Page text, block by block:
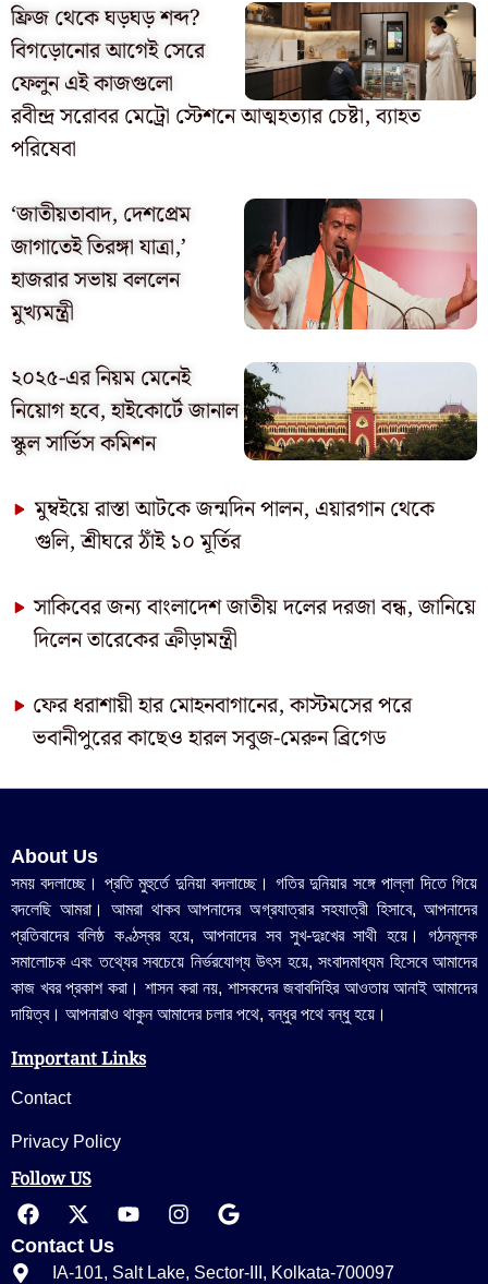
ফ্রিজ থেকে ঘড়ঘড় শব্দ?
বিগড়োনোর আগেই সেরে
ফেলুন এই কাজগুলো
রবীন্দ্র সরোবর মেট্রো স্টেশনে আত্মহত্যার চেষ্টা, ব্যাহত
পরিষেবা
‘জাতীয়তাবাদ, দেশপ্রেম
জাগাতেই তিরঙ্গা যাত্রা,’
হাজরার সভায় বললেন
মুখ্যমন্ত্রী
২০২৫-এর নিয়ম মেনেই
নিয়োগ হবে, হাইকোর্টে জানাল
স্কুল সার্ভিস কমিশন
মুম্বইয়ে রাস্তা আটকে জন্মদিন পালন, এয়ারগান থেকে
গুলি, শ্রীঘরে ঠাঁই ১০ মূর্তির
সাকিবের জন্য বাংলাদেশ জাতীয় দলের দরজা বন্ধ, জানিয়ে
দিলেন তারেকের ক্রীড়ামন্ত্রী
ফের ধরাশায়ী হার মোহনবাগানের, কাস্টমসের পরে
ভবানীপুরের কাছেও হারল সবুজ-মেরুন ব্রিগেড
About Us
সময় বদলাচ্ছে। প্রতি মুহুর্তে দুনিয়া বদলাচ্ছে। গতির দুনিয়ার সঙ্গে পাল্লা দিতে গিয়ে
বদলেছি আমরা। আমরা থাকব আপনাদের অগ্রযাত্রার সহযাত্রী হিসাবে, আপনাদের
প্রতিবাদের বলিষ্ঠ কণ্ঠস্বর হয়ে, আপনাদের সব সুখ-দুঃখের সাথী হয়ে। গঠনমূলক
সমালোচক এবং তথ্যের সবচেয়ে নির্ভরযোগ্য উ‍ৎস হয়ে, সংবাদমাধ্যম হিসেবে আমাদের
কাজ খবর প্রকাশ করা। শাসন করা নয়, শাসকদের জবাবদিহির আওতায় আনাই আমাদের
দায়িত্ব। আপনারাও থাকুন আমাদের চলার পথে, বন্ধুর পথে বন্ধু হয়ে।
Important Links
Contact
Privacy Policy
Follow US
Contact Us
IA-101, Salt Lake, Sector-III, Kolkata-700097